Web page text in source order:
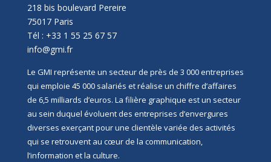
218 bis boulevard Pereire
75017 Paris
Tél : +33 1 55 25 67 57
info@gmi.fr
Le GMI représente un secteur de près de 3 000 entreprises
qui emploie 45 000 salariés et réalise un chiffre d’affaires
de 6,5 milliards d’euros. La filière graphique est un secteur
au sein duquel évoluent des entreprises d’envergures
diverses exerçant pour une clientèle variée des activités
qui se retrouvent au cœur de la communication,
l’information et la culture.